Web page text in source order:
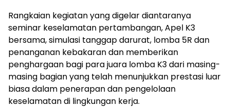
Rangkaian kegiatan yang digelar diantaranya
seminar keselamatan pertambangan, Apel K3
bersama, simulasi tanggap darurat, lomba 5R dan
penanganan kebakaran dan memberikan
penghargaan bagi para juara lomba K3 dari masing-
masing bagian yang telah menunjukkan prestasi luar
biasa dalam penerapan dan pengelolaan
keselamatan di lingkungan kerja.